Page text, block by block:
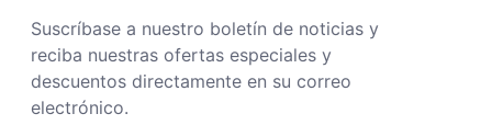
Suscríbase a nuestro boletín de noticias y
reciba nuestras ofertas especiales y
descuentos directamente en su correo
electrónico.